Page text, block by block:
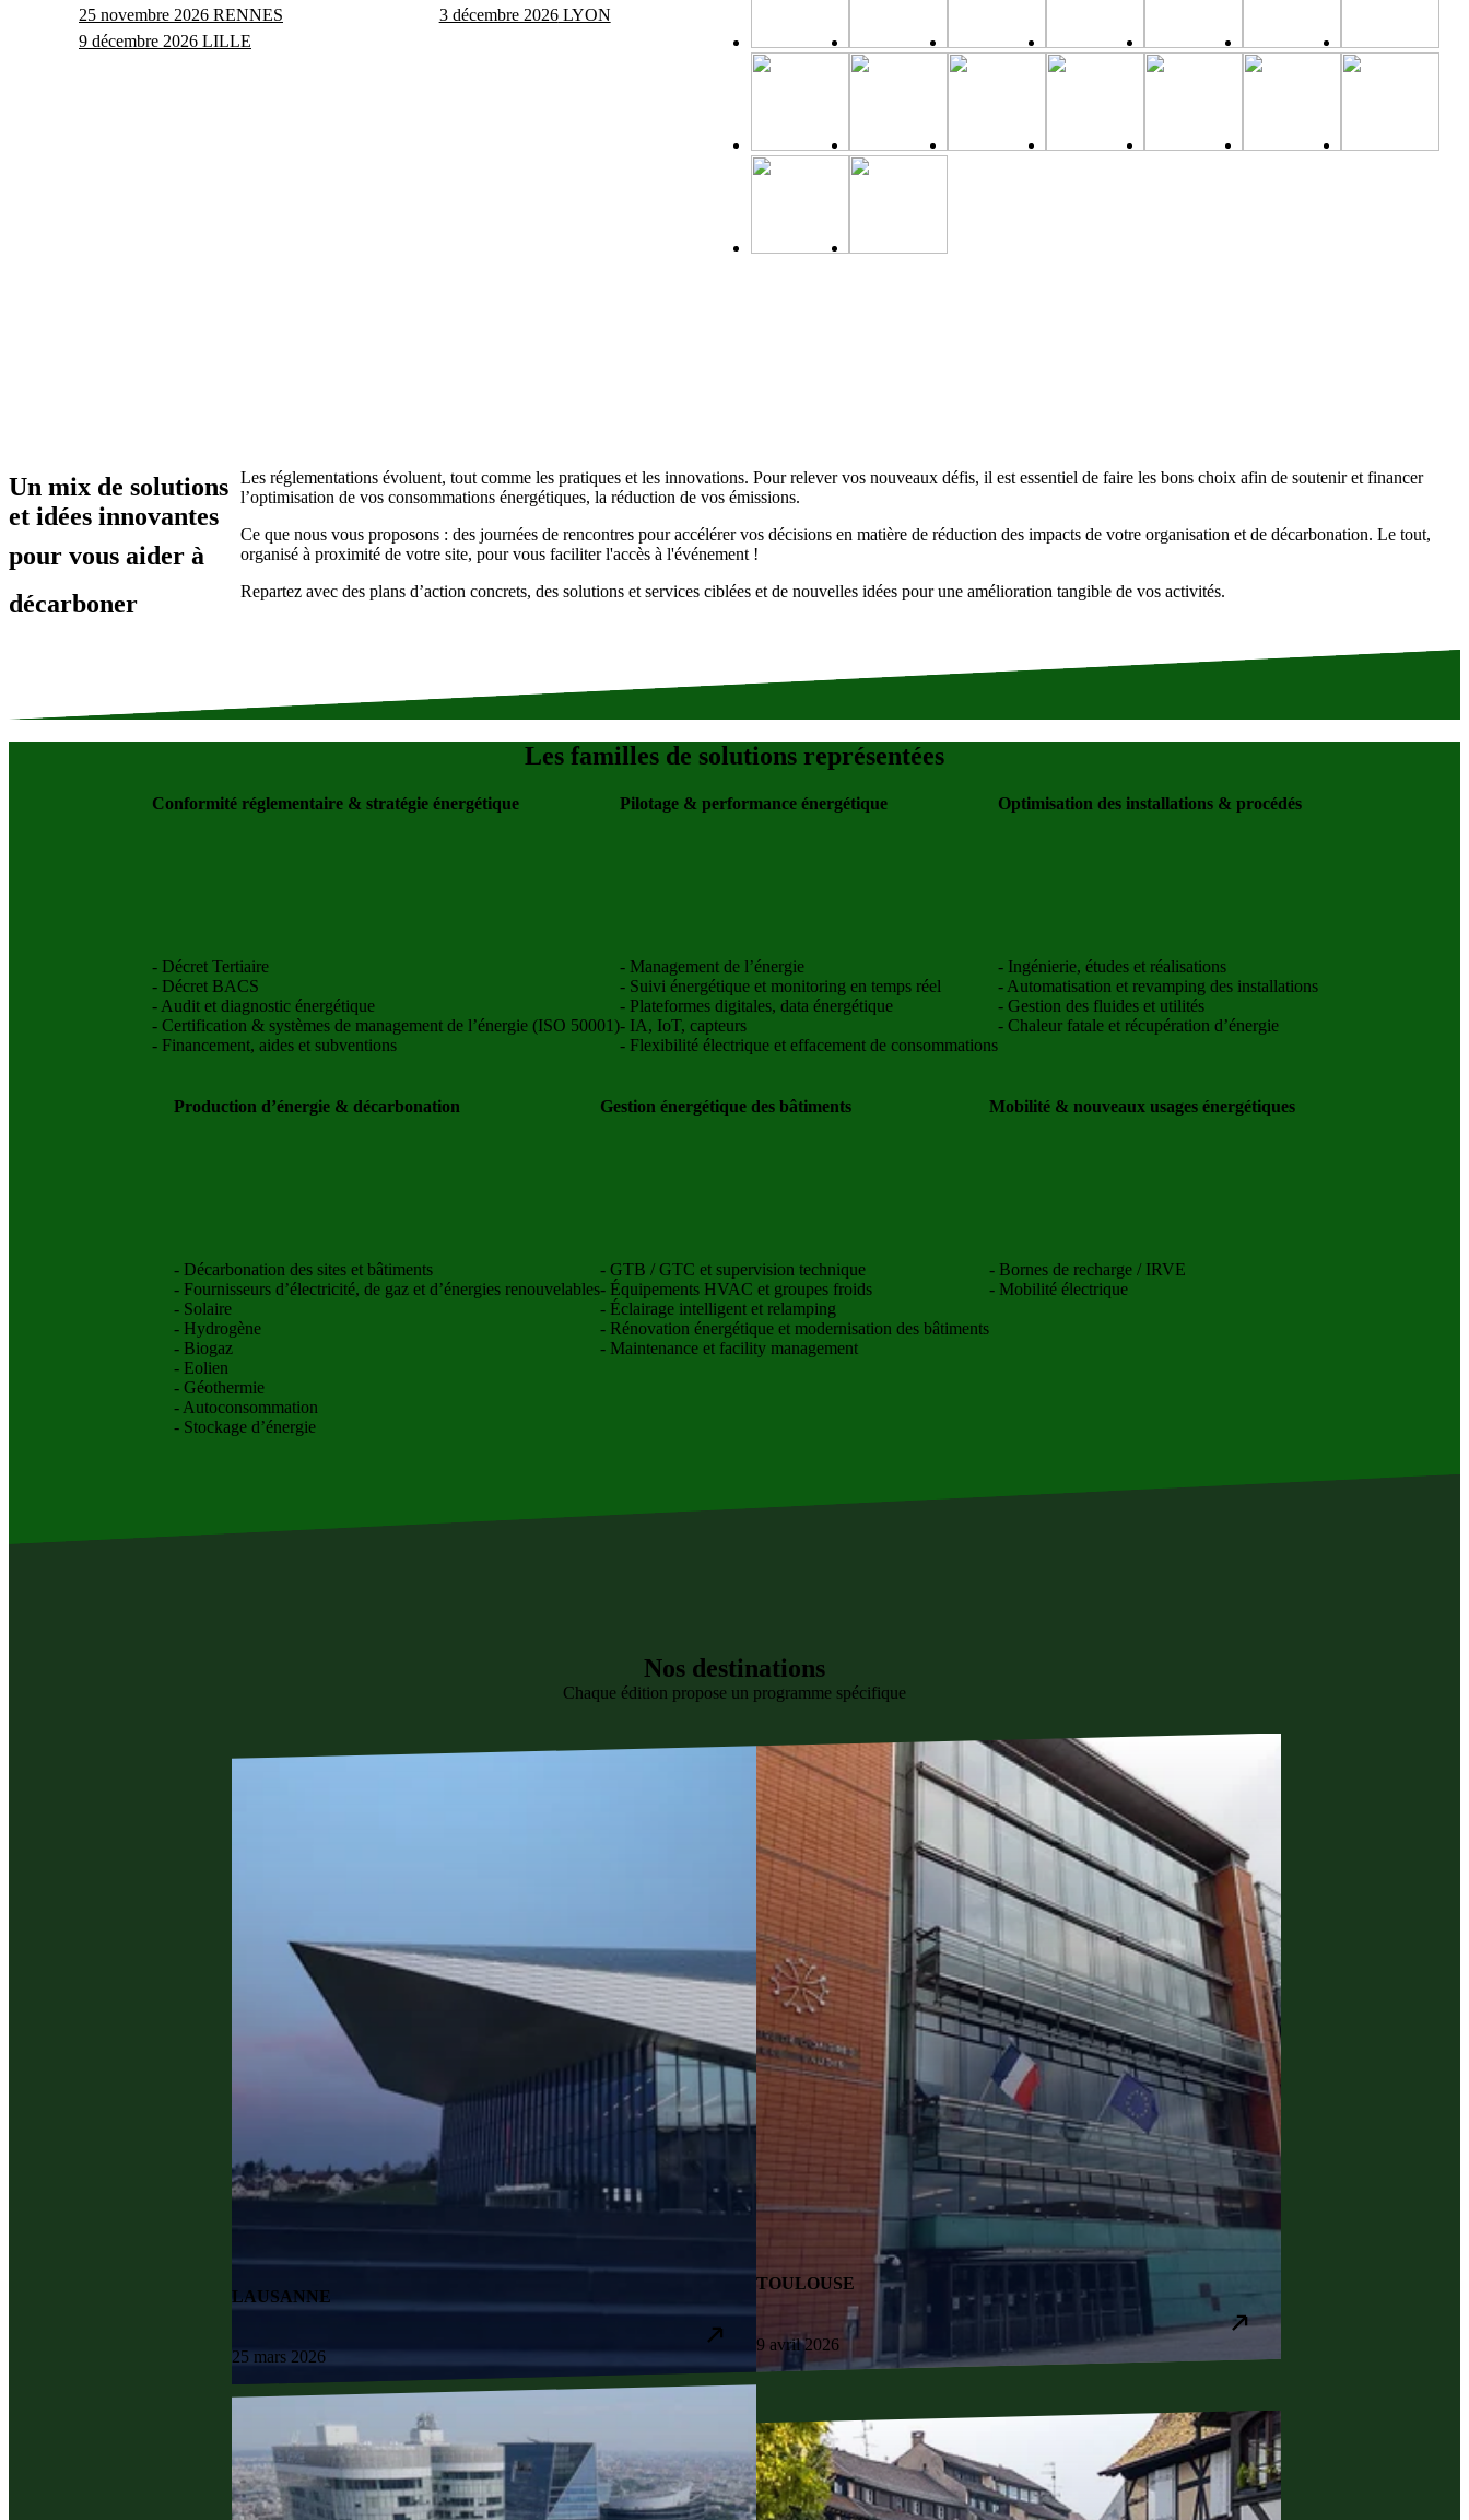
25 novembre 2026 RENNES 3 décembre 2026LYON
9 décembre 2026 LILLE
Un mix de solutions
et idées innovantes
pour vous aider à
décarboner
Les réglementations évoluent, tout comme les pratiques et les innovations. Pour relever vos nouveaux défis, il est essentiel de faire les bons choix afin de soutenir et financer
l’optimisation de vos consommations énergétiques, la réduction de vos émissions.
Ce que nous vous proposons : des journées de rencontres pour accélérer vos décisions en matière de réduction des impacts de votre organisation et de décarbonation. Le tout,
organisé à proximité de votre site, pour vous faciliter l'accès à l'événement !
Repartez avec des plans d’action concrets, des solutions et services ciblées et de nouvelles idées pour une amélioration tangible de vos activités.
Les familles de solutions représentées
Conformité réglementaire & stratégie énergétique
- Décret Tertiaire
- Décret BACS
- Audit et diagnostic énergétique
- Certification & systèmes de management de l’énergie (ISO 50001)
- Financement, aides et subventions
Pilotage & performance énergétique
- Management de l’énergie
- Suivi énergétique et monitoring en temps réel
- Plateformes digitales, data énergétique
- IA, IoT, capteurs
- Flexibilité électrique et effacement de consommations
Optimisation des installations & procédés
- Ingénierie, études et réalisations
- Automatisation et revamping des installations
- Gestion des fluides et utilités
- Chaleur fatale et récupération d’énergie
Production d’énergie & décarbonation
- Décarbonation des sites et bâtiments
- Fournisseurs d’électricité, de gaz et d’énergies renouvelables
- Solaire
- Hydrogène
- Biogaz
- Eolien
- Géothermie
- Autoconsommation
- Stockage d’énergie
Gestion énergétique des bâtiments
- GTB / GTC et supervision technique
- Équipements HVAC et groupes froids
- Éclairage intelligent et relamping
- Rénovation énergétique et modernisation des bâtiments
- Maintenance et facility management
Mobilité & nouveaux usages énergétiques
- Bornes de recharge / IRVE
- Mobilité électrique
Nos destinations
Chaque édition propose un programme spécifique
LAUSANNE
25 mars 2026
TOULOUSE
9 avril 2026